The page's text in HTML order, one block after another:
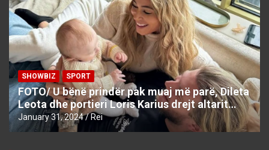
SHOWBIZ SPORT
FOTO/ U bënë prindër pak muaj më parë, Dileta
Leota dhe portieri Loris Karius drejt altarit…
January 31, 2024 Rei